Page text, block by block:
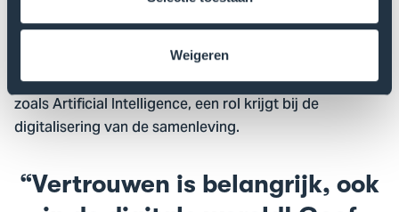
Weigeren
en niet is toegestaan tot de vraag hoe je omgaat met
negatieve berichten en polarisatie.
Ook kwam de vraag aan bod hoe nieuwe technologie,
zoals Artificial Intelligence, een rol krijgt bij de
digitalisering van de samenleving.
Vertrouwen is belangrijk, ook